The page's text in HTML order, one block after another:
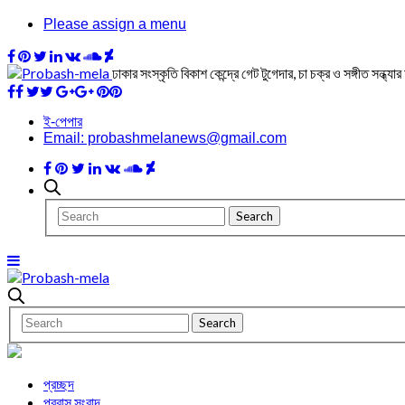
Please assign a menu
ঢাকার সংস্কৃতি বিকাশ কেন্দ্রে গেট টুগেদার, চা চক্র ও সঙ্গীত
ই-পেপার
Email: probashmelanews@gmail.com
প্রচ্ছদ